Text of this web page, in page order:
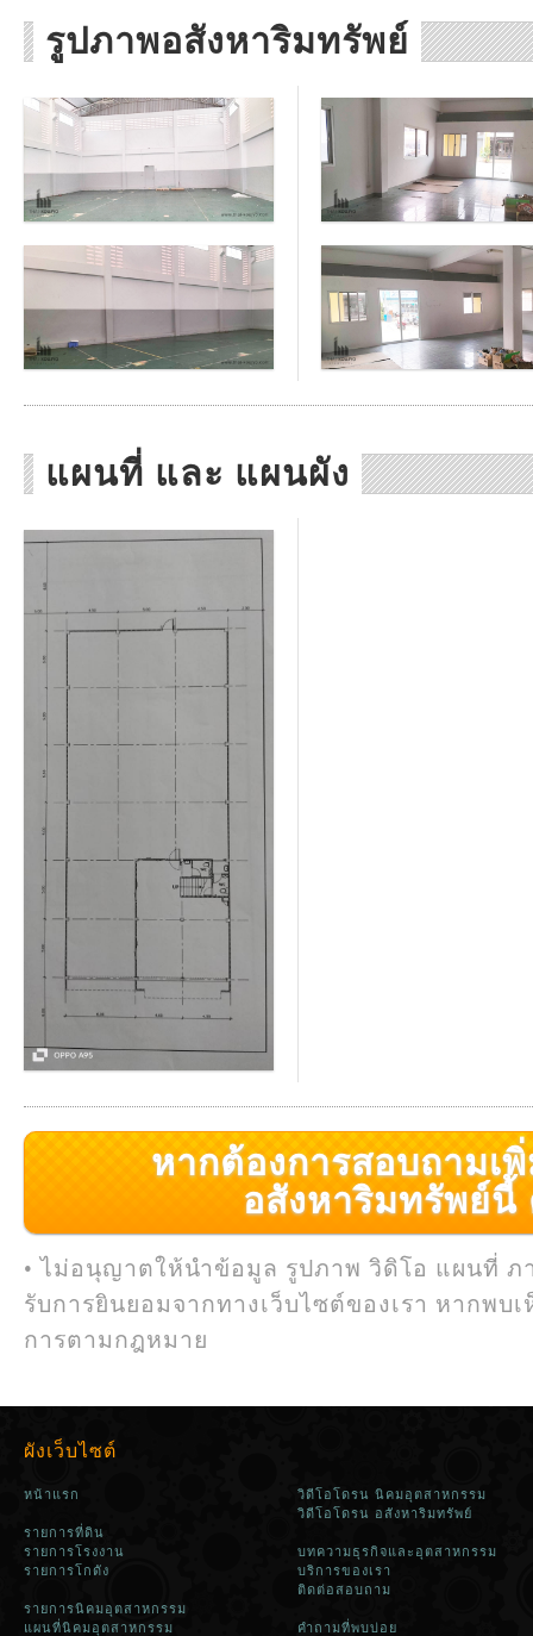
รูปภาพอสังหาริมทรัพย์
แผนที่ และ แผนผัง
หากต้องการสอบถามเ
อสังหาริมทรัพย์นี้
• ไม่อนุญาตให้นำข้อมูล รูปภาพ วิดิโอ แผนที่ ภ
รับการยินยอมจากทางเว็บไซต์ของเรา หากพบ
การตามกฎหมาย
ผังเว็บไซต์
หน้าแรก
รายการที่ดิน
รายการโรงงาน
รายการโกดัง
รายการนิคมอุตสาหกรรม
แผนที่นิคมอุตสาหกรรม
วิดีโอโดรน นิคมอุตสาหกรรม
วิดีโอโดรน อสังหาริมทรัพย์
บทความธุรกิจและอุตสาหกรรม
บริการของเรา
ติดต่อสอบถาม
คำถามที่พบบ่อย